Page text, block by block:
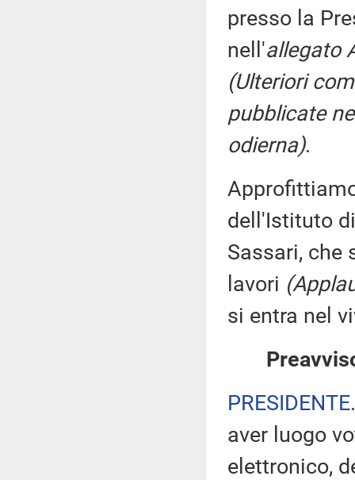
presso la
nell'allegato
(Ulteriori
pubblicate
odierna).
dell'Istituto
Sassari, che
lavori
si entra nel
PRESIDENTE
aver luogo
elettronico,